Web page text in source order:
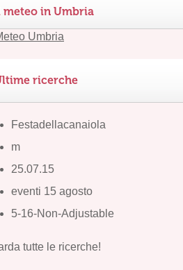
meteo in Umbria
ricerche
Festadellacanaiola
m
25.07.15
eventi 15 agosto
5-16-Non-Adjustable
tutte le ricerche!